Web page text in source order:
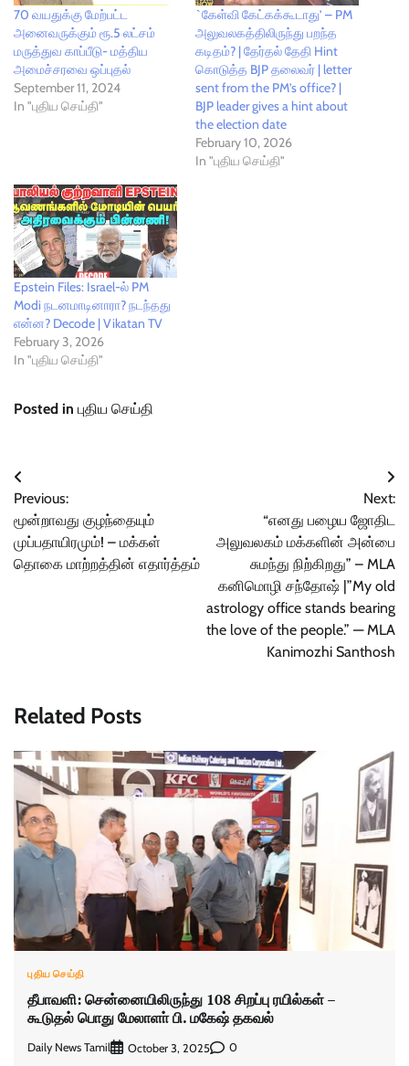
70 வயதுக்கு மேற்பட்ட
அனைவருக்கும் ரூ.5 லட்சம்
மருத்துவ காப்பீடு- மத்திய
அமைச்சரவை ஒப்புதல்
September 11, 2024
In "புதிய செய்தி"
`கேள்வி கேட்கக்கூடாது’ – PM
அலுவலகத்திலிருந்து பறந்த
கடிதம்? | தேர்தல் தேதி Hint
கொடுத்த BJP தலைவர் | letter
sent from the PM’s office? |
BJP leader gives a hint about
the election date
February 10, 2026
In "புதிய செய்தி"
Epstein Files: Israel-ல் PM
Modi நடனமாடினாரா? நடந்தது
என்ன? Decode | Vikatan TV
February 3, 2026
In "புதிய செய்தி"
Posted in புதிய செய்தி
Post
navigation
Previous:
மூன்றாவது குழந்தையும்
முப்பதாயிரமும்! – மக்கள்
தொகை மாற்றத்தின் எதார்த்தம்
Next:
“எனது பழைய ஜோதிட
அலுவலகம் மக்களின் அன்பை
சுமந்து நிற்கிறது” – MLA
கனிமொழி சந்தோஷ் |”My old
astrology office stands bearing
the love of the people.” — MLA
Kanimozhi Santhosh
Related Posts
புதிய செய்தி
தீபாவளி: சென்னையிலிருந்து 108 சிறப்பு ரயில்கள் –
கூடுதல் பொது மேலாளா் பி. மகேஷ் தகவல்
Daily News Tamil October 3, 2025 0